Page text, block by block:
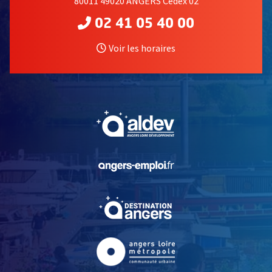
02 41 05 40 00
Voir les horaires
, Ouvre une nouvelle
, Ouvre une nouvelle